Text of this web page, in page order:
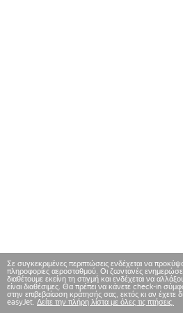
Σε συγκεκριμένες περιπτώσεις ενδέχεται να
πληροφορίες αεροσταθμού. Οι ζωντανές
διαθέτουμε εκείνη τη στιγμή και ενδέχεται να
είναι διαθέσιμες. Θα πρέπει να κάνετε check-in
στην επιβεβαίωση κράτησής σας, εκτός κι αν έχετε
easyJet. Δείτε την πλήρη λίστα με όλες τις πτήσεις.